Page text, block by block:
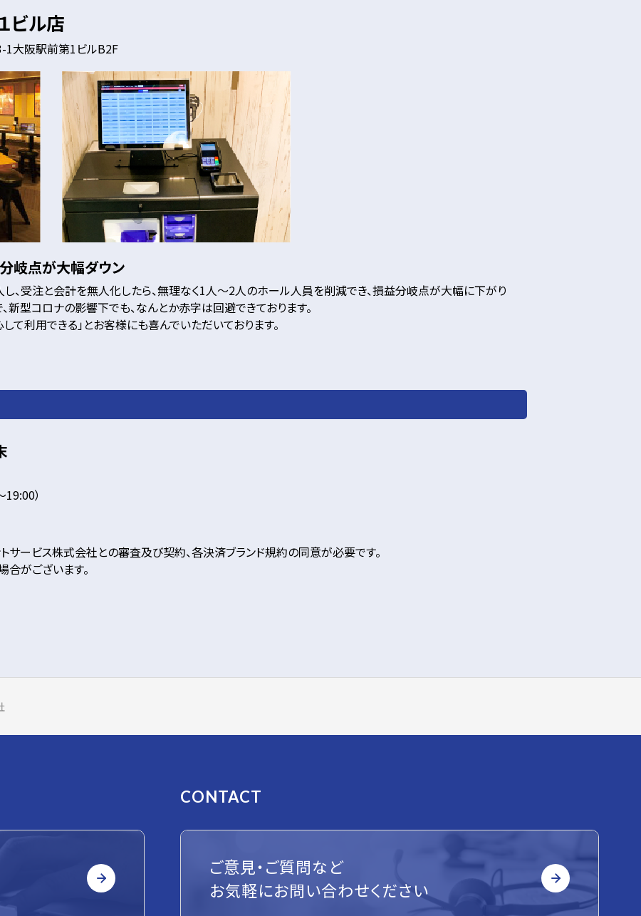
ビル店
1大阪駅前第1ビルB2F
分岐点が大幅ダウン
入し、受注と会計を無人化したら、無理なく1人～2人のホール人員を削減でき、損益分岐点が大幅に下がり
新型コロナの影響下でも、なんとか赤字は回避できております。
て利用できる」とお客様にも喜んでいただいております。
）
サービス株式会社との審査及び契約、各決済ブランド規約の同意が必要です。
がございます。
CONTACT
ご意見・ご質問など
お気軽にお問い合わせください